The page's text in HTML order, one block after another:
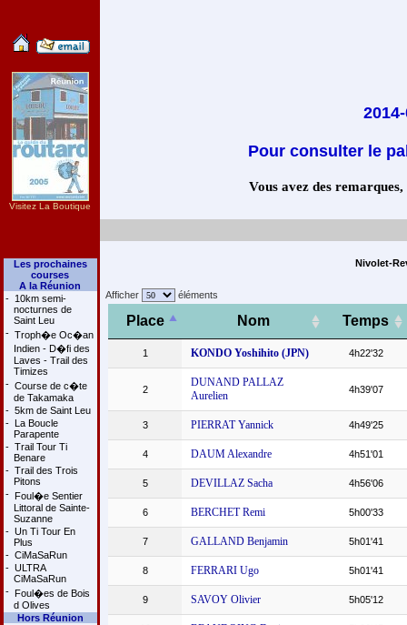
Visitez La Boutique
Les prochaines
courses
A la Réunion
- 10km semi-
nocturnes de
Saint Leu
- Troph�e Oc�an
Indien - D�fi des
Laves - Trail des
Timizes
- Course de c�te
de Takamaka
- 5km de Saint Leu
- La Boucle
Parapente
- Trail Tour Ti
Benare
- Trail des Trois
Pitons
- Foul�e Sentier
Littoral de Sainte-
Suzanne
- Un Ti Tour En
Plus
- CiMaSaRun
- ULTRA
CiMaSaRun
- Foul�es de Bois
d Olives
Hors Réunion
Pour consulter le
Vous avez des
Nivolet-
Afficher éléments
Place Nom Temps
1 KONDO Yoshihito (JPN) 4h22'32
2
DUNAND PALLAZ
Aurelien
4h39'07
3 PIERRAT Yannick 4h49'25
4 DAUM Alexandre 4h51'01
5 DEVILLAZ Sacha 4h56'06
6 BERCHET Remi 5h00'33
7 GALLAND Benjamin 5h01'41
8 FERRARI Ugo 5h01'41
9 SAVOY Olivier 5h05'12